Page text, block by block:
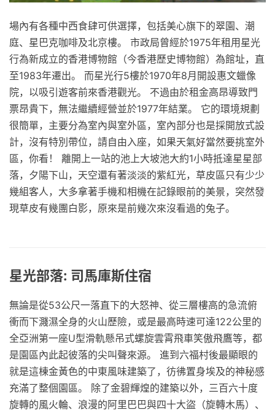
場內有各種中西食肆可供選擇，包括美心旗下的翠園、潮
庭、星巴克咖啡及北京樓。 市政局曾經於1975年租用星光
行為新成立的香港博物館（今香港歷史博物館）為館址，直
至1983年遷出。 而星光行5樓於1970年8月開設惠文蠟像
院，以吸引遊客前來香港觀光。 不過由於租金高昂導致門
票昂貴下，無法繼續經營並於1977年結業。 它的環境規劃
很簡單，主要分為室內與室外區，室內部分也是採開放式設
計，沒有特別帶位，請自由入座，如果天氣好當然要挑室外
區，你看！ 離開上一站的池上大坡池大約1小時抵達星星部
落，夕陽下山，天空還有著淡淡的紫紅光，草皮區只有少少
幾組客人，大多拿著手機和相機在記錄眼前的美景，突然發
現草皮有幾團白影，原來是前幾次來沒看過的兔子。
星光部落: 司馬庫斯住宿
無論是從53公尺一落直下的大怒神、從三層樓高的急流俯
衝而下濺濕全身的火山歷險，或是最高時速可達122公里的
全亞洲第一座U型滑軌懸吊式螺旋雲霄飛車笑傲飛鷹等，都
是園區內此起彼落的尖叫聲來源。 進到六福村後最顯眼的
就是這棟金黃色的中東風味建築了，彷彿置身埃及的神秘感
充滿了整個園區。 除了金碧輝煌的建築以外，三百六十度
旋轉的風火輪、浪漫的阿里巴巴與四十大盜（旋轉木馬）、